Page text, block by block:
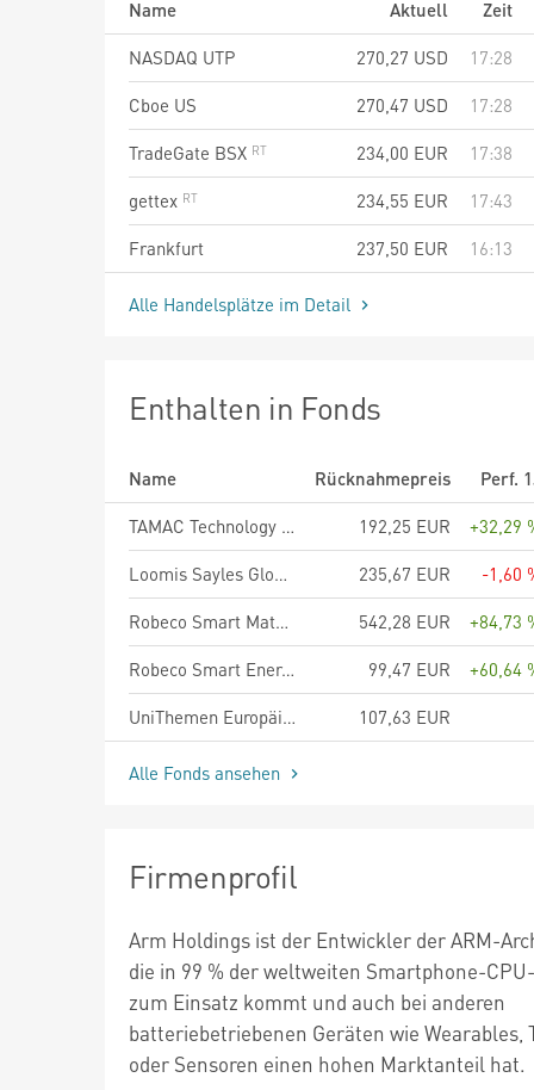
Name Aktuell
Zeit
NASDAQ UTP
270,27 USD
17:28
Cboe US
270,47 USD
17:28
TradeGate BSX
234,00 EUR
17:38
gettex
234,55 EUR
17:43
Frankfurt
237,50 EUR 16:13
Alle Handelsplätze im Detail
Enthalten in Fonds
Name Rücknahmepreis
Perf.
TAMAC Technology Champions - Anteilklasse A
192,25 EUR
+32,29
Loomis Sayles Global Growth Equity Fund R/A (EUR)
235,67 EUR
-1,60
Robeco Smart Materials D EUR
542,28 EUR
+84,73
Robeco Smart Energy D EUR
99,47 EUR
+60,64
UniThemen Europäische Autonomie A
107,63 EUR
Alle Fonds ansehen
Firmenprofil
Arm Holdings ist der Entwickler der ARM-
die in 99 % der weltweiten Smartphone-
zum Einsatz kommt und auch bei anderen
batteriebetriebenen Geräten wie Wearables,
oder Sensoren einen hohen Marktanteil hat.